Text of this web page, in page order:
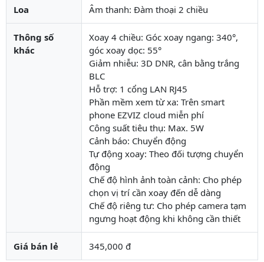
Loa Âm thanh: Đàm thoại 2 chiều
Thông số
khác
Xoay 4 chiều: Góc xoay ngang: 340°,
góc xoay dọc: 55°
Giảm nhiễu: 3D DNR, cân bằng trắng
BLC
Hỗ trợ: 1 cổng LAN RJ45
Phần mềm xem từ xa: Trên smart
phone EZVIZ cloud miễn phí
Công suất tiêu thụ: Max. 5W
Cảnh báo: Chuyển động
Tự động xoay: Theo đối tượng chuyển
động
Chế độ hình ảnh toàn cảnh: Cho phép
chọn vị trí cần xoay đến dễ dàng
Chế độ riêng tư: Cho phép camera tạm
ngưng hoạt động khi không cần thiết
Giá bán lẻ 345,000 đ